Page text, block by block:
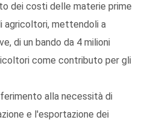
dei costi delle materie prime
agricoltori, mettendoli a
di un bando da 4 milioni
come contributo per gli
alla necessità di
e l'esportazione dei